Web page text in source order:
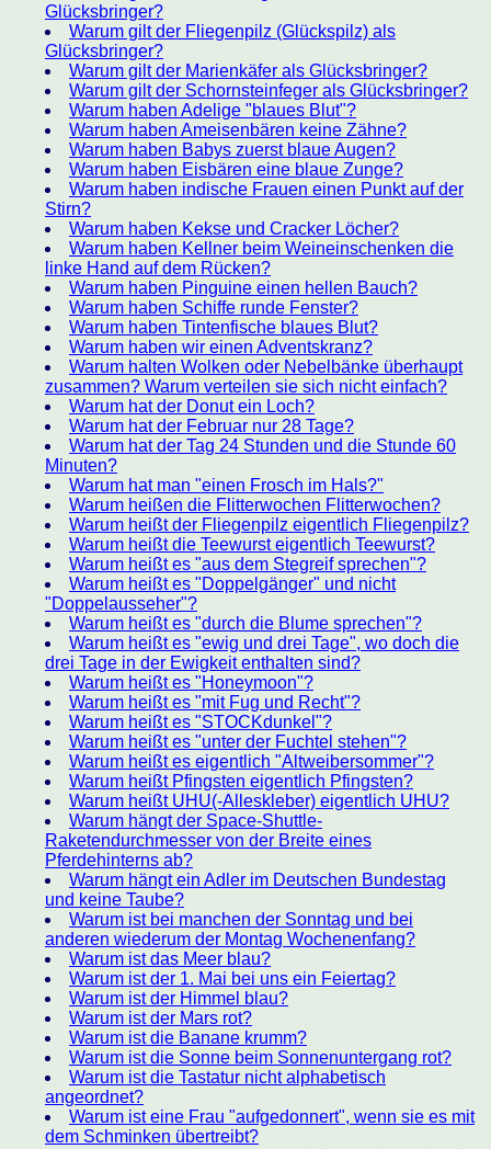
Glücksbringer?
Warum gilt der Fliegenpilz (Glückspilz) als
Glücksbringer?
Warum gilt der Marienkäfer als Glücksbringer?
Warum gilt der Schornsteinfeger als Glücksbringer?
Warum haben Adelige "blaues Blut"?
Warum haben Ameisenbären keine Zähne?
Warum haben Babys zuerst blaue Augen?
Warum haben Eisbären eine blaue Zunge?
Warum haben indische Frauen einen Punkt auf der
Stirn?
Warum haben Kekse und Cracker Löcher?
Warum haben Kellner beim Weineinschenken die
linke Hand auf dem Rücken?
Warum haben Pinguine einen hellen Bauch?
Warum haben Schiffe runde Fenster?
Warum haben Tintenfische blaues Blut?
Warum haben wir einen Adventskranz?
Warum halten Wolken oder Nebelbänke überhaupt
zusammen? Warum verteilen sie sich nicht einfach?
Warum hat der Donut ein Loch?
Warum hat der Februar nur 28 Tage?
Warum hat der Tag 24 Stunden und die Stunde 60
Minuten?
Warum hat man "einen Frosch im Hals?"
Warum heißen die Flitterwochen Flitterwochen?
Warum heißt der Fliegenpilz eigentlich Fliegenpilz?
Warum heißt die Teewurst eigentlich Teewurst?
Warum heißt es "aus dem Stegreif sprechen"?
Warum heißt es "Doppelgänger" und nicht
"Doppelausseher"?
Warum heißt es "durch die Blume sprechen"?
Warum heißt es "ewig und drei Tage", wo doch die
drei Tage in der Ewigkeit enthalten sind?
Warum heißt es "Honeymoon"?
Warum heißt es "mit Fug und Recht"?
Warum heißt es "STOCKdunkel"?
Warum heißt es "unter der Fuchtel stehen"?
Warum heißt es eigentlich "Altweibersommer"?
Warum heißt Pfingsten eigentlich Pfingsten?
Warum heißt UHU(-Alleskleber) eigentlich UHU?
Warum hängt der Space-Shuttle-
Raketendurchmesser von der Breite eines
Pferdehinterns ab?
Warum hängt ein Adler im Deutschen Bundestag
und keine Taube?
Warum ist bei manchen der Sonntag und bei
anderen wiederum der Montag Wochenenfang?
Warum ist das Meer blau?
Warum ist der 1. Mai bei uns ein Feiertag?
Warum ist der Himmel blau?
Warum ist der Mars rot?
Warum ist die Banane krumm?
Warum ist die Sonne beim Sonnenuntergang rot?
Warum ist die Tastatur nicht alphabetisch
angeordnet?
Warum ist eine Frau "aufgedonnert", wenn sie es mit
dem Schminken übertreibt?